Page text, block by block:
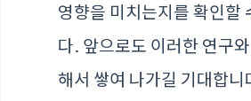
영향을 미치는지를 확인할
다. 앞으로도 이러한 연구
해서 쌓여 나가길 기대합니